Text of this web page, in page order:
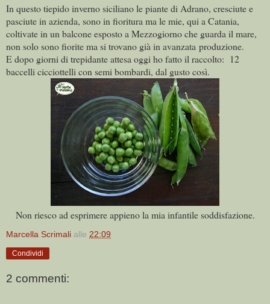
In questo tiepido inverno siciliano le piante di Adrano, cresciute e
pasciute in azienda, sono in fioritura ma le mie, qui a Catania,
coltivate in un balcone esposto a Mezzogiorno che guarda il mare,
non solo sono fiorite ma si trovano già in avanzata produzione.
E dopo giorni di trepidante attesa oggi ho fatto il raccolto: 12
baccelli cicciottelli con semi bombardi, dal gusto così.
Non riesco ad esprimere appieno la mia infantile soddisfazione.
Marcella Scrimali alle 22:09
Condividi
2 commenti: